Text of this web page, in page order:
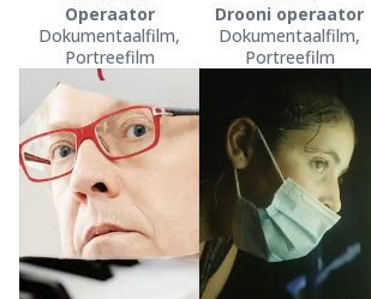
Operaator
Dokumentaalfilm,
Portreefilm
Drooni operaator
Dokumentaalfilm,
Portreefilm